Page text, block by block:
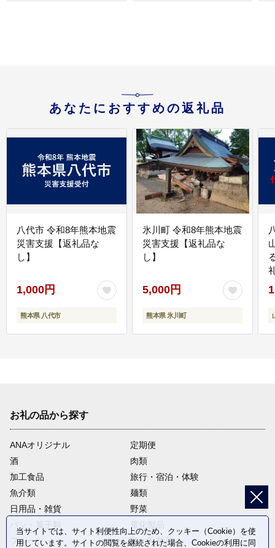
あなたにおすすめの返礼品
八代市 令和8年熊本地震
災害支援【返礼品な
し】
1,000円
熊本県 八代市
氷川町 令和8年熊本地震
災害支援【返礼品な
し】
5,000円
熊本県 氷川町
お礼の品から探す
ANAオリジナル
定期便
酒
肉類
加工食品
旅行・宿泊・体験
魚介類
麺類
日用品・雑貨
野菜
フルーツ
卵・乳製品
当サイトでは、サイト利便性向上のため、クッキー（Cookie）を使
用しています。サイトの閲覧を継続された場合、Cookieの利用に同